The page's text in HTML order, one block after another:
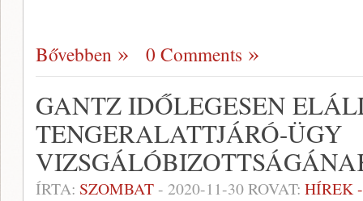
Bővebben 0 Comments
GANTZ IDŐLEGESEN
TENGERALATTJÁRÓ-ÜGY
ÍRTA: SZOMBAT- 2020-11-30ROVAT: HÍREK